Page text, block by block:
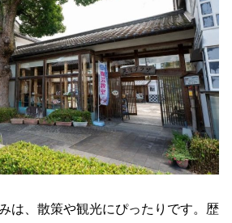
は、散策や観光にぴったりです。歴